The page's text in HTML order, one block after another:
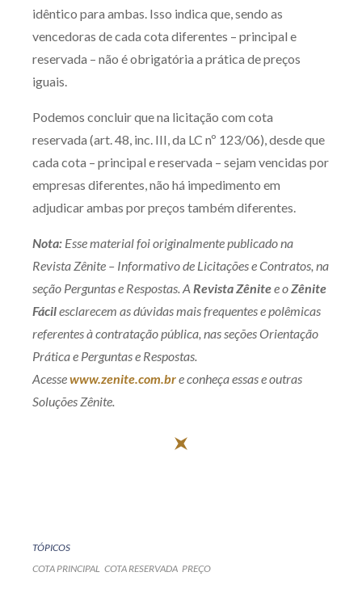
idêntico para ambas. Isso indica que, sendo as
vencedoras de cada cota diferentes – principal e
reservada – não é obrigatória a prática de preços
iguais.
Podemos concluir que na licitação com cota
reservada (art. 48, inc. III, da LC nº 123/06), desde que
cada cota – principal e reservada – sejam vencidas por
empresas diferentes, não há impedimento em
adjudicar ambas por preços também diferentes.
Nota: Esse material foi originalmente publicado na
Revista Zênite – Informativo de Licitações e Contratos, na
seção Perguntas e Respostas. A Revista Zênitee oZênite
Fácilesclarecem as dúvidas mais frequentes e polêmicas
referentes à contratação pública, nas seções Orientação
Prática e Perguntas e Respostas.
Acessewww.zenite.com.bre conheça essas e outras
Soluções Zênite.
TÓPICOS
COTA PRINCIPAL COTA RESERVADA PREÇO